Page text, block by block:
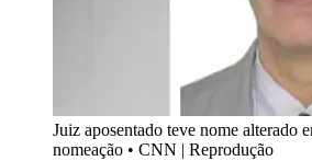
Juiz aposentado teve nome alterado
nomeação • CNN | Reprodução